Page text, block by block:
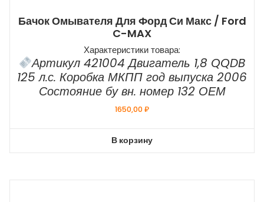
Бачок Омывателя Для Форд Си Макс / Ford
C-MAX
Характеристики товара:
Артикул 421004 Двигатель 1,8 QQDB
125 л.с. Коробка МКПП год выпуска 2006
Состояние бу вн. номер 132 ОЕМ
1650,00₽
В корзину